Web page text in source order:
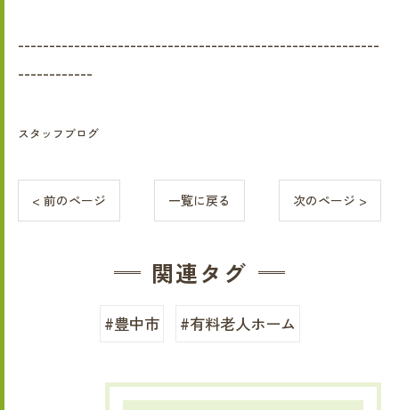
----------------------------------------------------------
------------
スタッフブログ
< 前のページ 一覧に戻る 次のページ >
関連タグ
#豊中市 #有料老人ホーム